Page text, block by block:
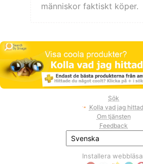
människor faktiskt köper.
Sök
Kolla vad jag
Om tjänsten
Feedback
Installera